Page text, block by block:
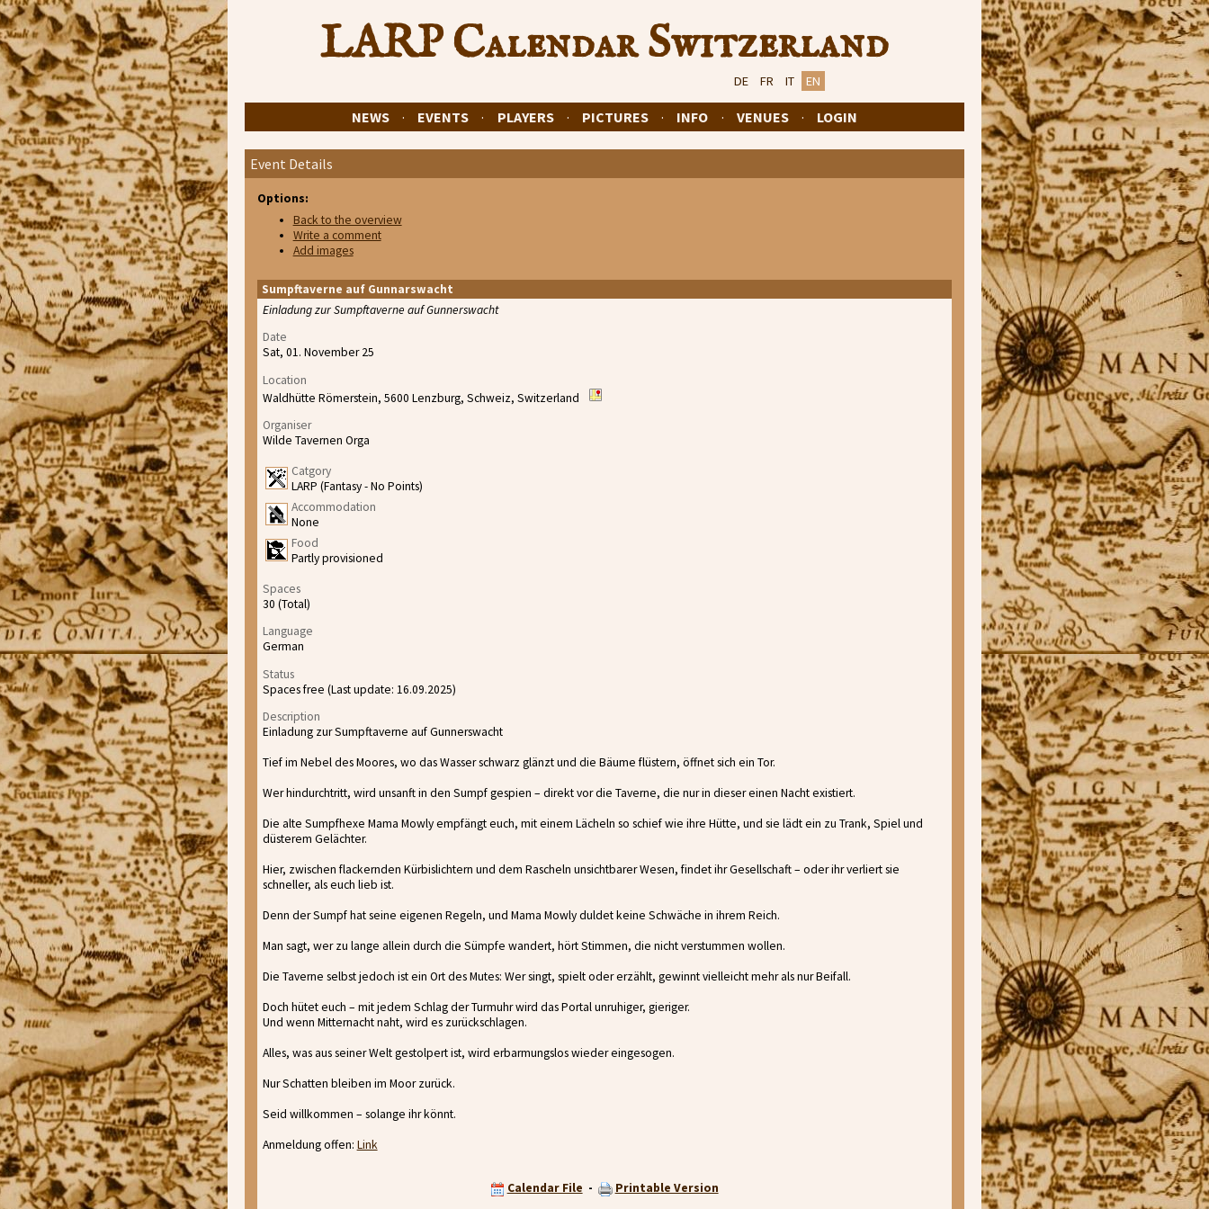
LARP Calendar Switzerland
DE FR IT EN
NEWS · EVENTS · PLAYERS · PICTURES · INFO · VENUES · LOGIN
Event Details
Options:
Back to the overview
Write a comment
Add images
Sumpftaverne auf Gunnarswacht
Einladung zur Sumpftaverne auf Gunnerswacht
Date
Sat, 01. November 25
Location
Waldhütte Römerstein, 5600 Lenzburg, Schweiz, Switzerland
Organiser
Wilde Tavernen Orga
Catgory
LARP (Fantasy - No Points)
Accommodation
None
Food
Partly provisioned
Spaces
30 (Total)
Language
German
Status
Spaces free (Last update: 16.09.2025)
Description
Einladung zur Sumpftaverne auf Gunnerswacht
Tief im Nebel des Moores, wo das Wasser schwarz glänzt und die Bäume flüstern, öffnet sich ein Tor.
Wer hindurchtritt, wird unsanft in den Sumpf gespien – direkt vor die Taverne, die nur in dieser einen Nacht existiert.
Die alte Sumpfhexe Mama Mowly empfängt euch, mit einem Lächeln so schief wie ihre Hütte, und sie lädt ein zu Trank, Spiel und
düsterem Gelächter.
Hier, zwischen flackernden Kürbislichtern und dem Rascheln unsichtbarer Wesen, findet ihr Gesellschaft – oder ihr verliert sie
schneller, als euch lieb ist.
Denn der Sumpf hat seine eigenen Regeln, und Mama Mowly duldet keine Schwäche in ihrem Reich.
Man sagt, wer zu lange allein durch die Sümpfe wandert, hört Stimmen, die nicht verstummen wollen.
Die Taverne selbst jedoch ist ein Ort des Mutes: Wer singt, spielt oder erzählt, gewinnt vielleicht mehr als nur Beifall.
Doch hütet euch – mit jedem Schlag der Turmuhr wird das Portal unruhiger, gieriger.
Und wenn Mitternacht naht, wird es zurückschlagen.
Alles, was aus seiner Welt gestolpert ist, wird erbarmungslos wieder eingesogen.
Nur Schatten bleiben im Moor zurück.
Seid willkommen – solange ihr könnt.
Anmeldung offen: Link
Calendar File - Printable Version